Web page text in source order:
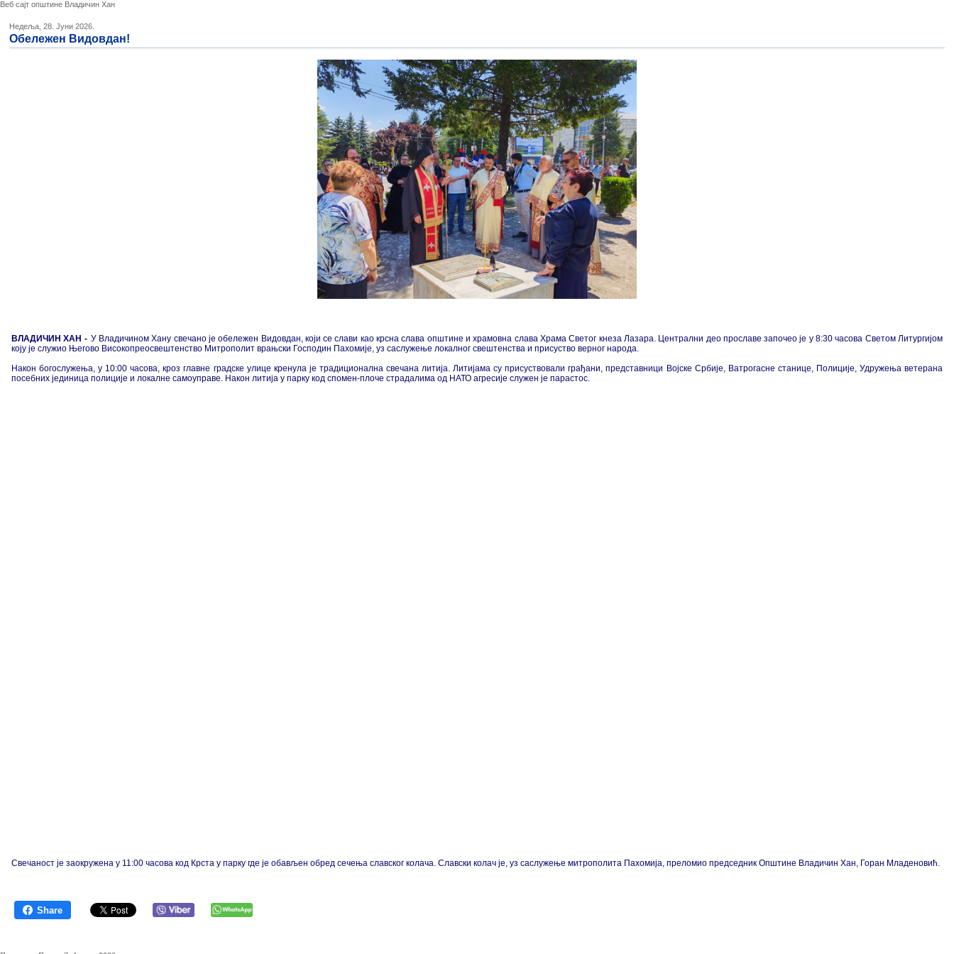
Веб сајт општине Владичин Хан
Недеља, 28. Јуни 2026.
Обележен Видовдан!
ВЛАДИЧИН ХАН - У Владичином Хану свечано је обележен Видовдан, који се слави као крсна слава општине и храмовна слава Храма Светог кнеза Лазара. Централни део прославе започео је у 8:30 часова Светом Литургијом
коју је служио Његово Високопреосвештенство Митрополит врањски Господин Пахомије, уз саслужење локалног свештенства и присуство верног народа.
Након богослужења, у 10:00 часова, кроз главне градске улице кренула је традиционална свечана литија. Литијама су присуствовали грађани, представници Војске Србије, Ватрогасне станице, Полиције, Удружења ветерана
посебних јединица полиције и локалне самоуправе. Након литија у парку код спомен-плоче страдалима од НАТО агресије служен је парастос.
Свечаност је заокружена у 11:00 часова код Крста у парку где је обављен обред сечења славског колача. Славски колач је, уз саслужење митрополита Пахомија, преломио председник Општине Владичин Хан, Горан Младеновић.
Share